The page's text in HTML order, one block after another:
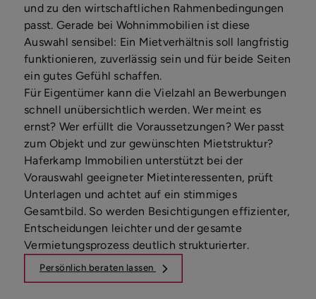
und zu den wirtschaftlichen Rahmenbedingungen
passt. Gerade bei Wohnimmobilien ist diese
Auswahl sensibel: Ein Mietverhältnis soll langfristig
funktionieren, zuverlässig sein und für beide Seiten
ein gutes Gefühl schaffen.
Für Eigentümer kann die Vielzahl an Bewerbungen
schnell unübersichtlich werden. Wer meint es
ernst? Wer erfüllt die Voraussetzungen? Wer passt
zum Objekt und zur gewünschten Mietstruktur?
Haferkamp Immobilien unterstützt bei der
Vorauswahl geeigneter Mietinteressenten, prüft
Unterlagen und achtet auf ein stimmiges
Gesamtbild. So werden Besichtigungen effizienter,
Entscheidungen leichter und der gesamte
Vermietungsprozess deutlich strukturierter.
Persönlich beraten lassen